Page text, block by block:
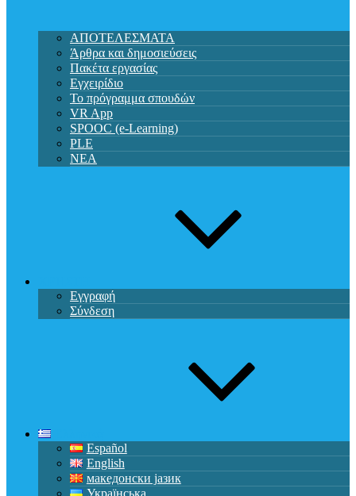
ΑΠΟΤΕΛΕΣΜΑΤΑ
Άρθρα και δημοσιεύσεις
Πακέτα εργασίας
Εγχειρίδιο
Το πρόγραμμα σπουδών
VR App
SPOOC (e-Learning)
PLE
ΝΕΑ
Εγγραφή
Σύνδεση
Español
English
македонски јазик
Українська